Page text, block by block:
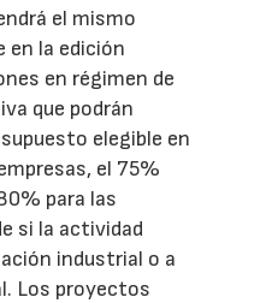
el mismo
en la edición
en régimen de
que podrán
elegible en
el 75%
para las
si la actividad
industrial o a
Los proyectos